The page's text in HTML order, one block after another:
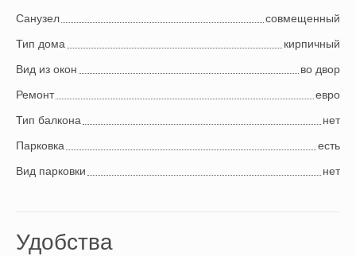
Cанузел
совмещенный
Тип дома
кирпичный
Вид из окон
во двор
Ремонт
евро
Тип балкона
нет
Парковка
есть
Вид парковки
нет
Удобства